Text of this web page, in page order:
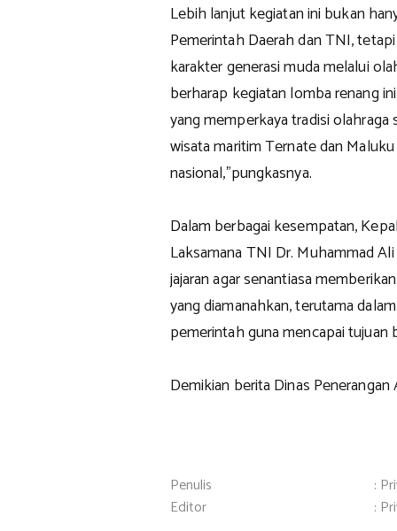
Lebih lanjut kegiatan ini bukan
Pemerintah Daerah dan TNI,
karakter generasi muda melalui
berharap kegiatan lomba renang
yang memperkaya tradisi
wisata maritim Ternate dan
nasional,"pungkasnya.
Dalam berbagai kesempatan,
Laksamana TNI Dr. Muhammad
jajaran agar senantiasa
yang diamanahkan, terutama
pemerintah guna mencapai tujuan
Demikian berita Dinas
Penulis
:
Editor
: